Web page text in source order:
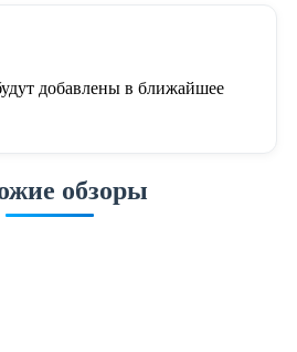
добавлены в ближайшее
обзоры